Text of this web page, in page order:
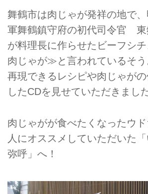
舞鶴市は肉じゃが発祥の地で
軍舞鶴鎮守府の初代司令官 東
が料理長に作らせたビーフシ
肉じゃが≫と言われているそう
再現できるレシピや肉じゃが
したCDを見せていただきました
肉じゃがが食べたくなったウ
人にオススメしていただいた
弥呼」へ！